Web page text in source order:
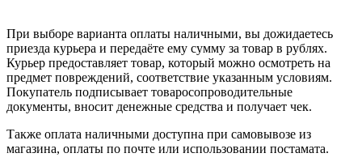
При выборе варианта оплаты наличными, вы дожидаетесь
приезда курьера и передаёте ему сумму за товар в рублях.
Курьер предоставляет товар, который можно осмотреть на
предмет повреждений, соответствие указанным условиям.
Покупатель подписывает товаросопроводительные
документы, вносит денежные средства и получает чек.
Также оплата наличными доступна при самовывозе из
магазина, оплаты по почте или использовании постамата.